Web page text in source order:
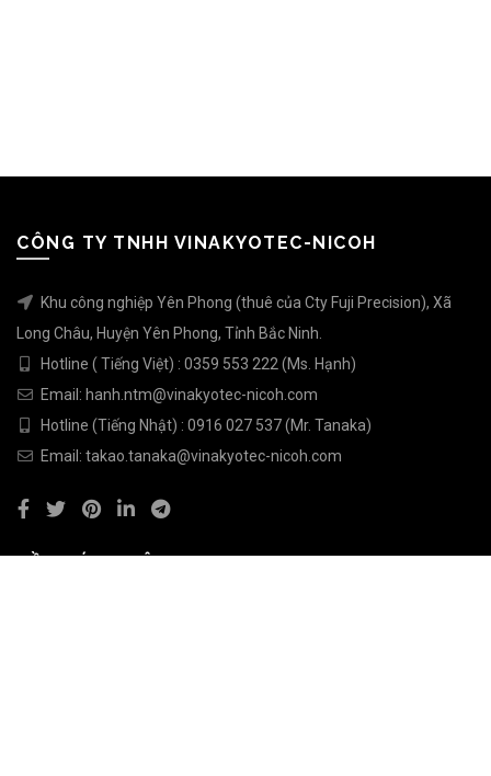
CÔNG TY TNHH VINAKYOTEC-NICOH
Khu công nghiệp Yên Phong (thuê của Cty Fuji Precision), Xã
Long Châu, Huyện Yên Phong, Tỉnh Bắc Ninh.
Hotline ( Tiếng Việt) : 0359 553 222 (Ms. Hạnh)
Email: hanh.ntm@vinakyotec-nicoh.com
Hotline (Tiếng Nhật) : 0916 027 537 (Mr. Tanaka)
Email: takao.tanaka@vinakyotec-nicoh.com
VỀ CHÚNG TÔI